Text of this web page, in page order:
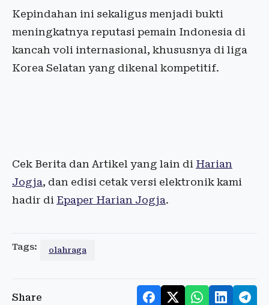
Kepindahan ini sekaligus menjadi bukti
meningkatnya reputasi pemain Indonesia di
kancah voli internasional, khususnya di liga
Korea Selatan yang dikenal kompetitif.
Cek Berita dan Artikel yang lain di Harian
Jogja, dan edisi cetak versi elektronik kami
hadir di Epaper Harian Jogja.
Tags: olahraga
Share